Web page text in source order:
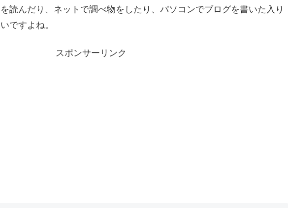
読んだり、ネットで調べ物をしたり、パソコンでブログを書いた入り
ですよね。
スポンサーリンク